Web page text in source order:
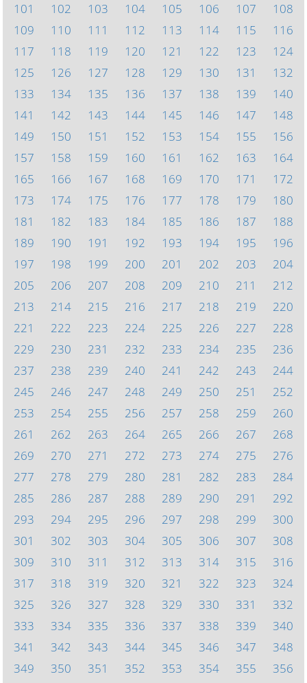
101
102 103 104 105 106 107
108
109
110 111 112 113 114 115
116
117
118 119 120 121 122 123
124
125
126 127 128 129 130 131
132
133
134 135 136 137 138 139
140
141
142 143 144 145 146 147
148
149
150 151 152 153 154 155
156
157
158 159 160 161 162 163
164
165
166 167 168 169 170 171
172
173
174 175 176 177 178 179
180
181
182 183 184 185 186 187
188
189
190 191 192 193 194 195
196
197
198 199 200 201 202 203
204
205
206 207 208 209 210 211
212
213
214 215 216 217 218 219
220
221
222 223 224 225 226 227
228
229
230 231 232 233 234 235
236
237
238 239 240 241 242 243
244
245
246 247 248 249 250 251
252
253
254 255 256 257 258 259
260
261
262 263 264 265 266 267
268
269
270 271 272 273 274 275
276
277
278 279 280 281 282 283
284
285
286 287 288 289 290 291
292
293
294 295 296 297 298 299
300
301
302 303 304 305 306 307
308
309
310 311 312 313 314 315
316
317
318 319 320 321 322 323
324
325
326 327 328 329 330 331
332
333
334 335 336 337 338 339
340
341
342 343 344 345 346 347
348
349
350 351 352 353 354 355
356